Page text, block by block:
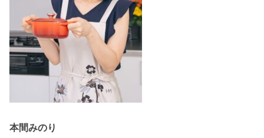
本間みのり